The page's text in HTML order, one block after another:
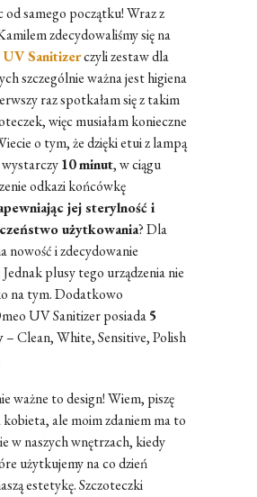
od samego początku! Wraz z
zdecydowaliśmy się na
UV Sanitizerczyli zestaw dla
szczególnie ważna jest higiena
raz spotkałam się z takim
więc musiałam konieczne
o tym, że dzięki etui z lampą
10 minut, w ciągu
odkazi końcówkę
jej sterylność i
użytkowania? Dla
nowość i zdecydowanie
plusy tego urządzenia nie
na tym. Dodatkowo
UV Sanitizer posiada5
– Clean, White, Sensitive, Polish
ważne to design! Wiem, piszę
ale moim zdaniem ma to
w naszych wnętrzach, kiedy
użytkujemy na co dzień
estetykę. Szczoteczki